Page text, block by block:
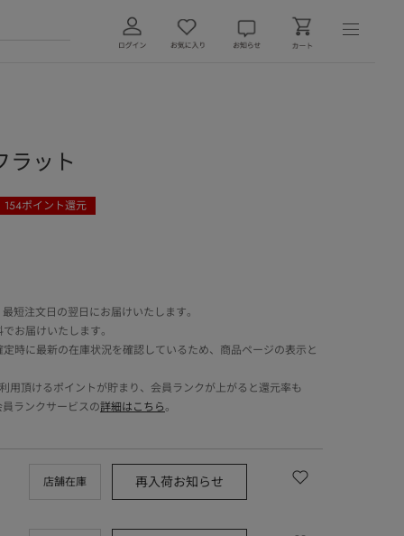
ラット
154ポイント還元
短注文日の翌日にお届けいたします。
お届けいたします。
時に最新の在庫状況を確認しているため、商品ページの表示と
用頂けるポイントが貯まり、会員ランクが上がると還元率も
ランクサービスの詳細はこちら。
店舗在庫 再入荷お知らせ